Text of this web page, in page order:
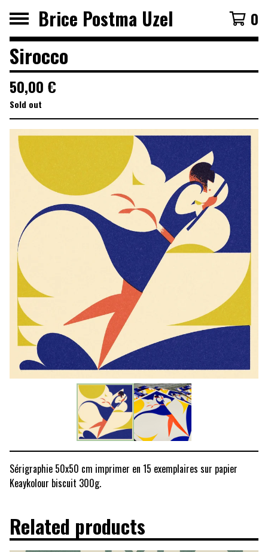
Brice Postma Uzel 0
Sirocco
50,00 €
Sold out
Sérigraphie 50x50 cm imprimer en 15 exemplaires sur papier
Keaykolour biscuit 300g.
Related products